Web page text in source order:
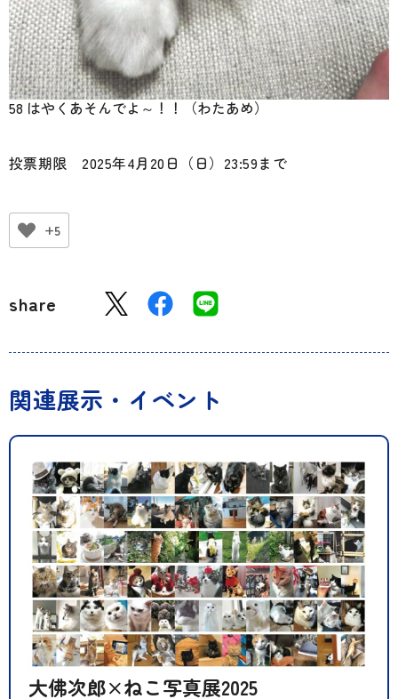
58 はやくあそんでよ～！！（わたあめ）
投票期限 2025年4月20日（日）23:59まで
+5
share
関連展示・イベント
大佛次郎×ねこ写真展2025